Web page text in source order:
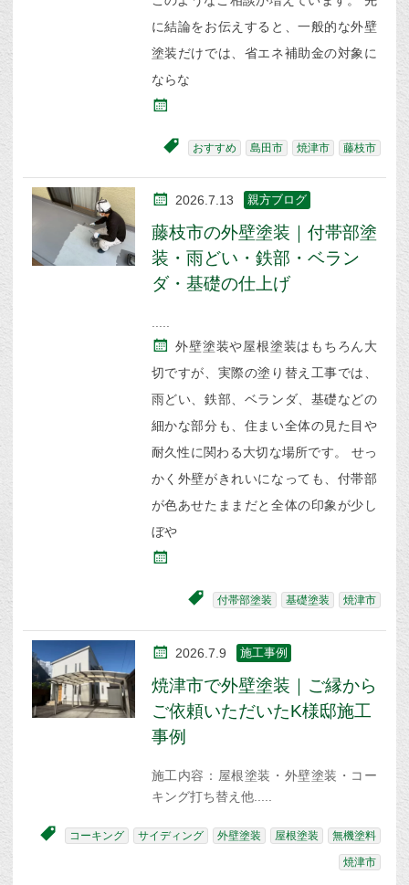
に結論をお伝えすると、一般的な外壁
塗装だけでは、省エネ補助金の対象に
ならな
おすすめ 島田市 焼津市 藤枝市
2026.7.13 親方ブログ
藤枝市の外壁塗装｜付帯部塗
装・雨どい・鉄部・ベラン
ダ・基礎の仕上げ
外壁塗装や屋根塗装はもちろん大
切ですが、実際の塗り替え工事では、
雨どい、鉄部、ベランダ、基礎などの
細かな部分も、住まい全体の見た目や
耐久性に関わる大切な場所です。 せっ
かく外壁がきれいになっても、付帯部
が色あせたままだと全体の印象が少し
ぼや
付帯部塗装 基礎塗装 焼津市
2026.7.9 施工事例
焼津市で外壁塗装｜ご縁から
ご依頼いただいたK様邸施工
事例
施工内容：屋根塗装・外壁塗装・コー
キング打ち替え他
コーキング サイディング 外壁塗装 屋根塗装 無機塗料
焼津市